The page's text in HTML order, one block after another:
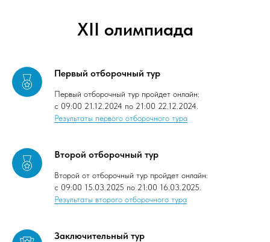
XII олимпиада
Первый отборочный тур
Первый отборочный тур пройдет онлайн:
с 09:00 21.12.2024 по 21:00 22.12.2024.
Результаты первого отборочного тура
Второй отборочный тур
Второй от отборочный тур пройдет онлайн:
с 09:00 15.03.2025 по 21:00 16.03.2025.
Результаты второго отборочного тура
Заключительный тур